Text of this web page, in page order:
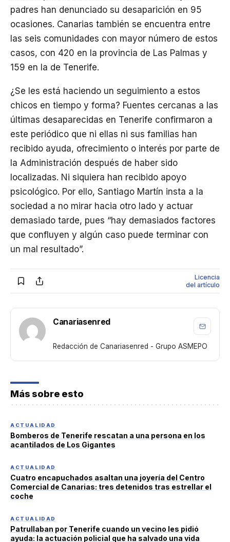
padres han denunciado su desaparición en 95
ocasiones. Canarias también se encuentra entre
las seis comunidades con mayor número de estos
casos, con 420 en la provincia de Las Palmas y
159 en la de Tenerife.
¿Se les está haciendo un seguimiento a estos
chicos en tiempo y forma? Fuentes cercanas a las
últimas desaparecidas en Tenerife confirmaron a
este periódico que ni ellas ni sus familias han
recibido ayuda, ofrecimiento o interés por parte de
la Administración después de haber sido
localizadas. Ni siquiera han recibido apoyo
psicológico. Por ello, Santiago Martín insta a la
sociedad a no mirar hacia otro lado y actuar
demasiado tarde, pues “hay demasiados factores
que confluyen y algún caso puede terminar con
un mal resultado”.
Licencia
del artículo
Canariasenred
Redacción de Canariasenred - Grupo ASMEPO
Más sobre esto
ACTUALIDAD
Bomberos de Tenerife rescatan a una persona en los
acantilados de Los Gigantes
ACTUALIDAD
Cuatro encapuchados asaltan una joyería del Centro
Comercial de Canarias: tres detenidos tras estrellar el
coche
ACTUALIDAD
Patrullaban por Tenerife cuando un vecino les pidió
ayuda: la actuación policial que ha salvado una vida